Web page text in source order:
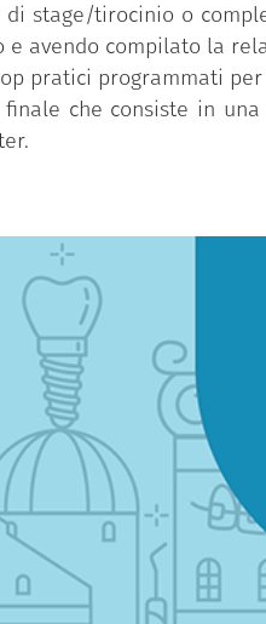
stage/tirocinio o
e avendo compilato la
pratici programmati
che consiste in